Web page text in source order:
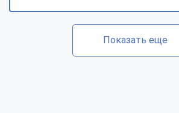
Показать еще